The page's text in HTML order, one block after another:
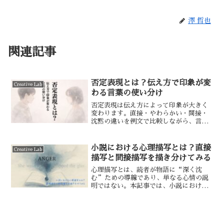
澤 哲也
関連記事
Creative Lab
否定表現とは？伝え方で印象が変
わる言葉の使い分け
否定表現は伝え方によって印象が大きく
変わります。直接・やわらかい・間接・
沈黙の違いを例文で比較しながら、言葉
Creative Lab
小説における心理描写とは？直接
描写と間接描写を描き分けてみる
心理描写とは、読者が物語に“深く沈
む”ための導線であり、単なる心情の説
明ではない。本記事では、小説における